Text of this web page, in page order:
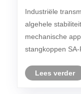
wereldwijde
Industriële
algehele
mechanische
stangkoppen
vervangen in de
Lees verder